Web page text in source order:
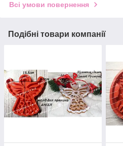
Всі умови повернення
Подібні товари компанії